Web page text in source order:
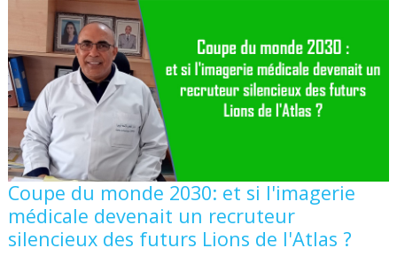
Coupe du monde 2030: et si l'imagerie
médicale devenait un recruteur
silencieux des futurs Lions de l'Atlas ?